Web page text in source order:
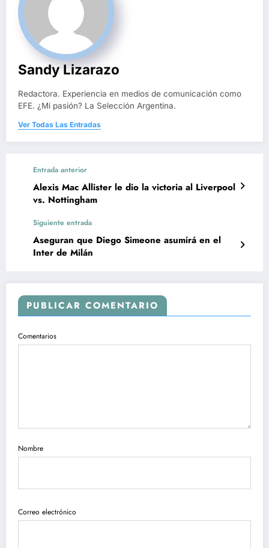
Sandy Lizarazo
Redactora. Experiencia en medios de comunicación como
EFE. ¿Mi pasión? La Selección Argentina.
Ver Todas Las Entradas
Entrada anterior
Alexis Mac Allister le dio la victoria al Liverpool
vs. Nottingham
Siguiente entrada
Aseguran que Diego Simeone asumirá en el
Inter de Milán
PUBLICAR COMENTARIO
Comentarios
Nombre
Correo electrónico